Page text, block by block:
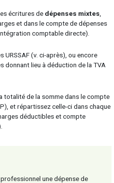
écritures de dépenses mixtes
et dans le compte de dépenses
comptable directe).
URSSAF (v. ci-après), ou encore
donnant lieu à déduction de la TVA
de la somme dans le compte
et répartissez celle-ci dans chaque
déductibles et compte
une dépense de